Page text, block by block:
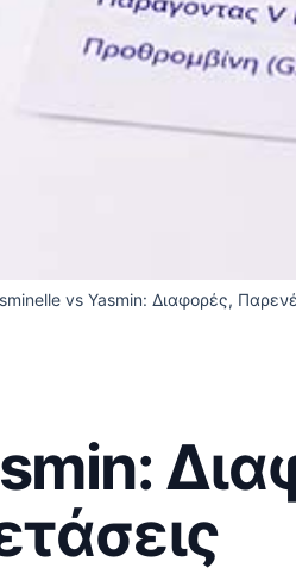
vs Yasmin: Διαφορές,